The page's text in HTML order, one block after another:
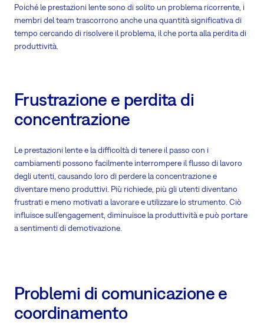
Poiché le prestazioni lente sono di solito un problema ricorrente, i
membri del team trascorrono anche una quantità significativa di
tempo cercando di risolvere il problema, il che porta alla perdita di
produttività.
Frustrazione e perdita di
concentrazione
Le prestazioni lente e la difficoltà di tenere il passo con i
cambiamenti possono facilmente interrompere il flusso di lavoro
degli utenti, causando loro di perdere la concentrazione e
diventare meno produttivi. Più richiede, più gli utenti diventano
frustrati e meno motivati a lavorare e utilizzare lo strumento. Ciò
influisce sull'engagement, diminuisce la produttività e può portare
a sentimenti di demotivazione.
Problemi di comunicazione e
coordinamento